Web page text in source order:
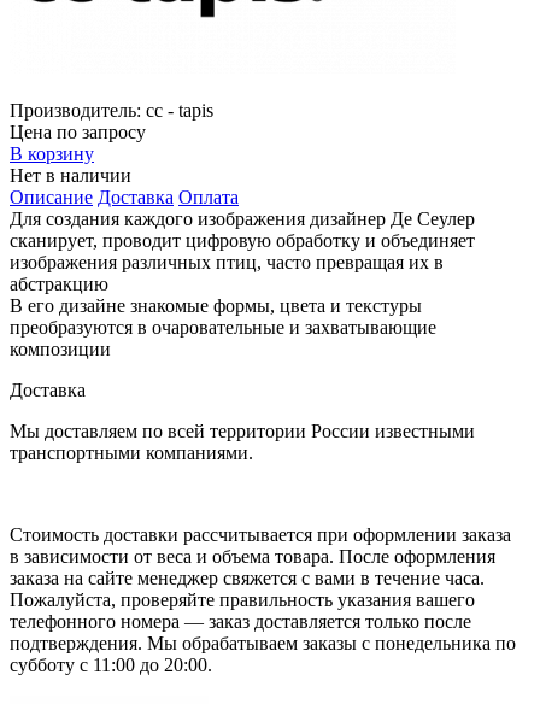
Производитель: cc - tapis
Цена по запросу
В корзину
Нет в наличии
Описание Доставка Оплата
Для создания каждого изображения дизайнер Де Сеулер
сканирует, проводит цифровую обработку и объединяет
изображения различных птиц, часто превращая их в
абстракцию
В его дизайне знакомые формы, цвета и текстуры
преобразуются в очаровательные и захватывающие
композиции
Доставка
Мы доставляем по всей территории России известными
транспортными компаниями.
Стоимость доставки рассчитывается при оформлении заказа
в зависимости от веса и объема товара. После оформления
заказа на сайте менеджер свяжется с вами в течение часа.
Пожалуйста, проверяйте правильность указания вашего
телефонного номера — заказ доставляется только после
подтверждения. Мы обрабатываем заказы с понедельника по
субботу с 11:00 до 20:00.